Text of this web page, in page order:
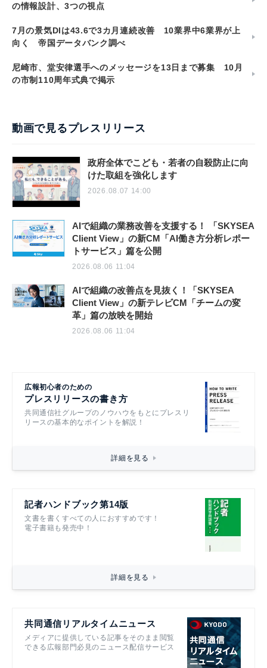
の情報設計、3つの視点
7月の景気DIは43.6で3カ月連続改善 10業界中6業界が上
向く 帝国データバンク調べ
尼崎市、堂安律選手へのメッセージを13日まで募集 10月
の市制110周年式典で掲示
動画で見るプレスリリース
政府全体でこども・若者の自殺防止に向
けた取組を強化します
2026.08.07 14:00
AIで組織の業務改善を支援する！ 「SKYSEA
Client View」の新CM「AI働き方分析レポー
トサービス」篇を公開
2026.08.06 11:04
AIで組織の改善点を見抜く！「SKYSEA
Client View」の新テレビCM「チームの変
革」篇の放映を開始
2026.08.06 11:04
広報初心者のための
プレスリリースの書き方
共同通信社グループのノウハウをもとにプレスリ
リースの基本的なポイントを解説！
詳細を見る
記者ハンドブック第14版
文書を書くすべての人におすすめです！
電子書籍も発売中！
詳細を見る
共同通信リアルタイムニュース
メディアに提供している記事をそのまま閲覧
できる広報部門必見のニュース配信サービス